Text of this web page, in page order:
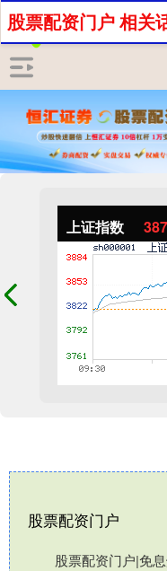
上证指数
股票配资门户
股票配资门户|免
股票配资门户 相关